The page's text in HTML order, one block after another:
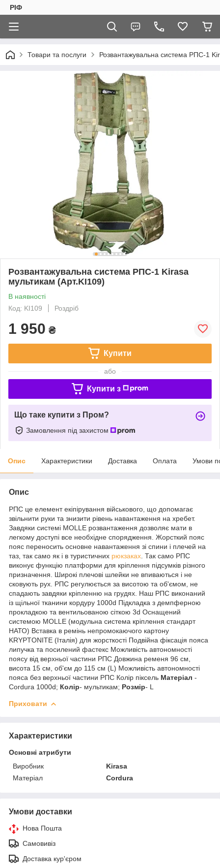
РІФ
Товари та послуги Розвантажувальна система РПС-1
Розвантажувальна система РПС-1 Kirasa
мультикам (Арт.KI109)
В наявності
Код: KI109
Роздріб
1 950 ₴
Купити
або
Купити з
Що таке купити з Пром?
Замовлення під захистом
Опис Характеристики Доставка Оплата Умови
Опис
РПС це елемент екіпірування військового, що допомагає
звільнити руки та знизити рівень навантаження на хребет.
Завдяки системі MOLLE розвантаження дозволяє мати в
легкому доступі все необхідне спорядження. Жорсткий пояс
пояс переносить основне навантаження зі спини і плечей на
таз, так само як і в туристичних рюкзаках . Так само РПС
виконує функцію платформи для кріплення підсумків різного
призначення. Широкі плечові шлейки не впиваються і не
сковують рух. РПС регулюється за висотою та об'ємом, не
спадають завдяки кріпленню на грудях. Наш РПС виконаний
із щільної тканини кордуру 1000d Підкладка з демпферною
прокладкою та вентильованою сіткою 3d Оснащений
системою MOLLE (модульна система кріплення стандарт
НАТО) Вставка в ремінь непромокаючого картону
KRYPTONITE (Італія) для жорсткості Подвійна фіксація пояса
липучка та посилений фастекс Можливість автономності
поясу від верхньої частини РПС Довжина ременя 96 см,
висота 15 см, об'єм до 115 см (L) Можливість автономності
пояса без верхньої частини РПС Колір піксель Матеріал -
Cordura 1000d; Колір- мультикам; Розмір- L
Приховати
Характеристики
Основні атрибути
Виробник
Kirasa
Матеріал
Cordura
Умови доставки
Нова Пошта
Самовивіз
Доставка кур'єром